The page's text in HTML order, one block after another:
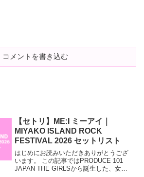
コメントを書き込む
【セトリ】ME:I ミーアイ｜
MIYAKO ISLAND ROCK
FESTIVAL 2026 セットリスト
はじめにお読みいただきありがとうござ
います。 この記事ではPRODUCE 101
JAPAN THE GIRLSから誕生した、女性